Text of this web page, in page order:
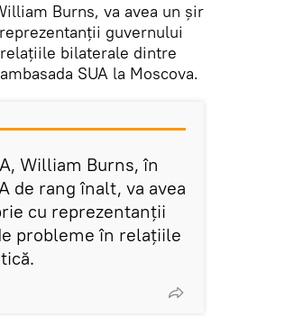
Burns, va avea un șir
guvernului
bilaterale dintre
SUA la Moscova.
William Burns, în
de rang înalt, va avea
cu reprezentanții
probleme în relațiile